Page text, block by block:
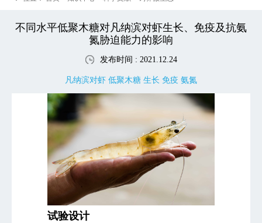
不同水平低聚木糖对凡纳滨对虾生长、免疫及抗氨
氮胁迫能力的影响
发布时间 : 2021.12.24
凡纳滨对虾 低聚木糖 生长 免疫 氨氮
试验设计